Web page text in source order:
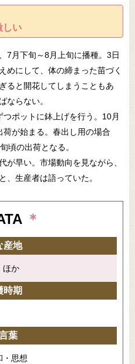
しい
7月下旬～8月上旬に播種。3日
めにして、体の締まった苗づく
ると開花してしまうこともあ
ならない。
ポットに鉢上げを行う。10月
が始まる。春出し用の場合
頃の出荷となる。
早い。市場動向を見ながら、
、生産者は語っていた。
＊
産地
ほか
時期
葉
・思想